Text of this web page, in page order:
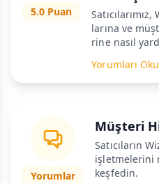
5.0 Puan
larına ve
rine nasıl
Yorumları Oku
Yorumlar
Müşteri
Satıcıların
işletmelerini
keşfedin.